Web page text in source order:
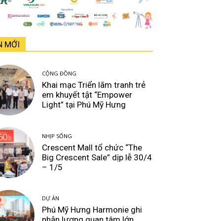
MỚI
CỘNG ĐỒNG
Khai mạc Triển lãm tranh trẻ
em khuyết tật “Empower
Light” tại Phú Mỹ Hưng
NHỊP SỐNG
Crescent Mall tổ chức “The
Big Crescent Sale” dịp lễ 30/4
– 1/5
DỰ ÁN
Phú Mỹ Hưng Harmonie ghi